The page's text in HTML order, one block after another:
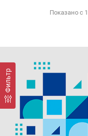
Фильтр
Показано с